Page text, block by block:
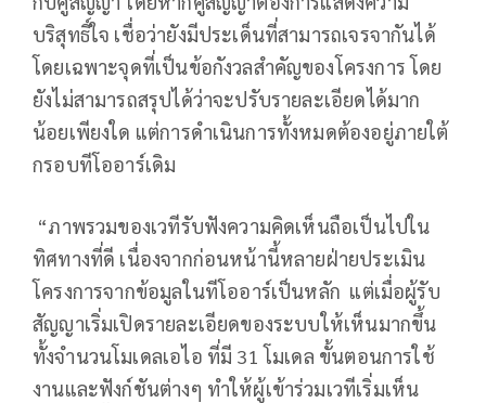
บริสุทธิ์ใจ เชื่อว่ายังมีประเด็นที่สามารถเจรจากันได้
โดยเฉพาะจุดที่เป็นข้อกังวลสำคัญของโครงการ โดย
ยังไม่สามารถสรุปได้ว่าจะปรับรายละเอียดได้มาก
น้อยเพียงใด แต่การดำเนินการทั้งหมดต้องอยู่ภายใต้
กรอบทีโออาร์เดิม
“ภาพรวมของเวทีรับฟังความคิดเห็นถือเป็นไปใน
ทิศทางที่ดี เนื่องจากก่อนหน้านี้หลายฝ่ายประเมิน
โครงการจากข้อมูลในทีโออาร์เป็นหลัก แต่เมื่อผู้รับ
สัญญาเริ่มเปิดรายละเอียดของระบบให้เห็นมากขึ้น
ทั้งจำนวนโมเดลเอไอ ที่มี 31 โมเดล ขั้นตอนการใช้
งานและฟังก์ชันต่างๆ ทำให้ผู้เข้าร่วมเวทีเริ่มเห็น